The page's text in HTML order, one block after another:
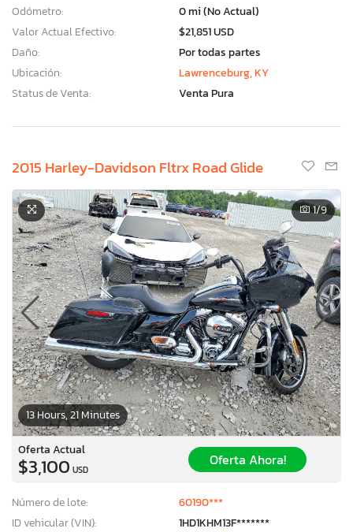
Odómetro:
0 mi (No Actual)
Valor Actual Efectivo:
$21,851 USD
Daño:
Por todas partes
Ubicación:
Lawrenceburg, KY
Status de Venta:
Venta Pura
2015 Harley-Davidson Fltrx Road Glide
13 Hours, 21 Minutes
1/9
Oferta Actual
$3,100 USD
Oferta Ahora!
Número de lote:
60190***
ID vehicular (VIN):
1HD1KHM13F*******